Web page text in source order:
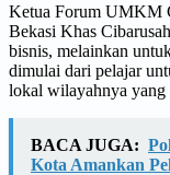
Ketua Forum UMKM
Bekasi Khas
bisnis, melainkan
dimulai dari pelajar
lokal wilayahnya yang
BACA JUGA:
Kota Amankan